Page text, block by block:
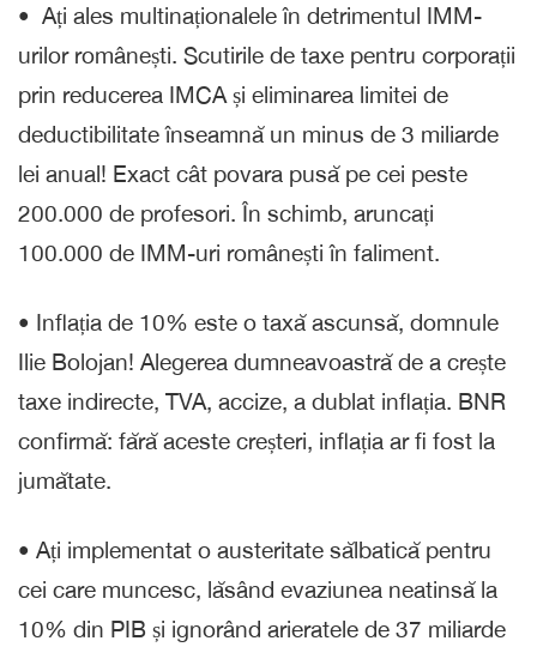
•⁠ Ați ales multinaționalele în detrimentul IMM-
urilor românești. Scutirile de taxe pentru corporații
prin reducerea IMCA și eliminarea limitei de
deductibilitate înseamnă un minus de 3 miliarde
lei anual! Exact cât povara pusă pe cei peste
200.000 de profesori. În schimb, aruncați
100.000 de IMM-uri românești în faliment.
•⁠ Inflația de 10% este o taxă ascunsă, domnule
Ilie Bolojan! Alegerea dumneavoastră de a crește
taxe indirecte, TVA, accize, a dublat inflația. BNR
confirmă: fără aceste creșteri, inflația ar fi fost la
jumătate.
•⁠ Ați implementat o austeritate sălbatică pentru
cei care muncesc, lăsând evaziunea neatinsă la
10% din PIB și ignorând arieratele de 37 miliarde